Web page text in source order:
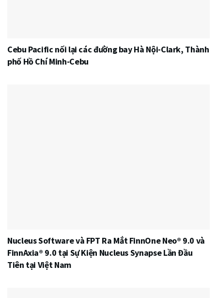
Cebu Pacific nối lại các đường bay Hà Nội-Clark, Thành
phố Hồ Chí Minh-Cebu
Nucleus Software và FPT Ra Mắt FinnOne Neo® 9.0 và
FinnAxia® 9.0 tại Sự Kiện Nucleus Synapse Lần Đầu
Tiên tại Việt Nam